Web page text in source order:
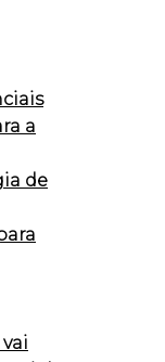
a
de